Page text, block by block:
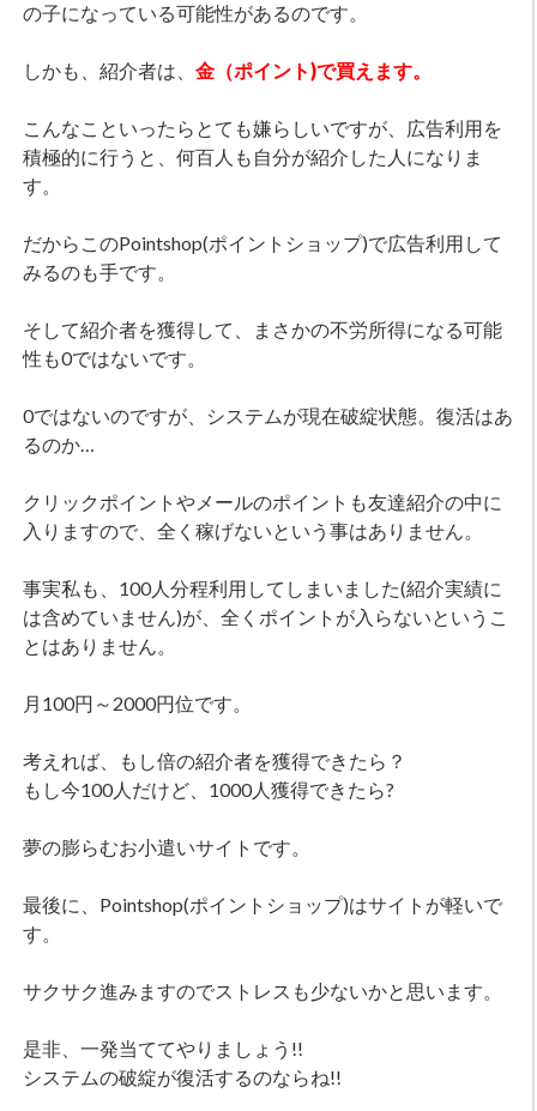
の子になっている可能性があるのです。
しかも、紹介者は、 金（ポイント)で買えます。
こんなこといったらとても嫌らしいですが、広告利用を
積極的に行うと、何百人も自分が紹介した人になりま
す。
だからこのPointshop(ポイントショップ)で広告利用して
みるのも手です。
そして紹介者を獲得して、まさかの不労所得になる可能
性も0ではないです。
0ではないのですが、システムが現在破綻状態。復活はあ
るのか…
クリックポイントやメールのポイントも友達紹介の中に
入りますので、全く稼げないという事はありません。
事実私も、100人分程利用してしまいました(紹介実績に
は含めていません)が、全くポイントが入らないというこ
とはありません。
月100円～2000円位です。
考えれば、もし倍の紹介者を獲得できたら？
もし今100人だけど、1000人獲得できたら?
夢の膨らむお小遣いサイトです。
最後に、Pointshop(ポイントショップ)はサイトが軽いで
す。
サクサク進みますのでストレスも少ないかと思います。
是非、一発当ててやりましょう!!
システムの破綻が復活するのならね!!